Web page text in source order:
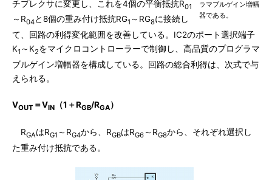
ラマブルゲイン増幅
器である。
チプレクサに変更し、これを4個の平衡抵抗R01
～R04と8個の重み付け抵抗RG1 ～RG8に接続し
て、回路の利得変化範囲を改善している。IC2のポート選択端子
K1 ～K2をマイクロコントローラーで制御し、高品質のプログラマ
ブルゲイン増幅器を構成している。回路の総合利得は、次式で与
えられる。
VOUT ＝VIN （1＋RGB/RGA）
RGAはRG1 ～RG4から、RGBはRG6 ～RG8から、それぞれ選択し
た重み付け抵抗である。